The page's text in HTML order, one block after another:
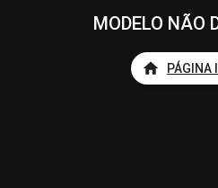
MODELO NÃO
PÁGINA